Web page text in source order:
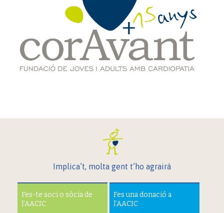
Implica’t, molta gent t’ho agrairà
Fes-te soci o sòcia de
l’AACIC
Fes una donació a
l’AACIC